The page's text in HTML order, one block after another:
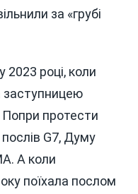
за «грубі
році, коли
Попри протести
G7, Думу
А коли
поїхала послом